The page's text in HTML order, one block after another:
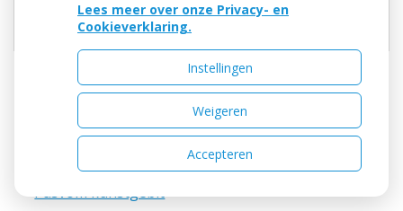
Pasvom kunstgebit
Lees meer over onze Privacy- en
Cookieverklaring.
Instellingen
Weigeren
Accepteren